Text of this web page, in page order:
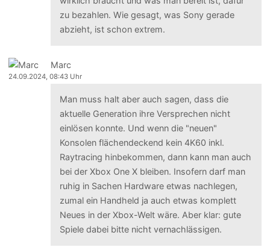
zu bezahlen. Wie gesagt, was Sony gerade
abzieht, ist schon extrem.
Marc
24.09.2024, 08:43 Uhr
Man muss halt aber auch sagen, dass die
aktuelle Generation ihre Versprechen nicht
einlösen konnte. Und wenn die "neuen"
Konsolen flächendeckend kein 4K60 inkl.
Raytracing hinbekommen, dann kann man auch
bei der Xbox One X bleiben. Insofern darf man
ruhig in Sachen Hardware etwas nachlegen,
zumal ein Handheld ja auch etwas komplett
Neues in der Xbox-Welt wäre. Aber klar: gute
Spiele dabei bitte nicht vernachlässigen.